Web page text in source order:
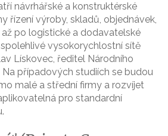
návrhářské a konstruktérské
řízení výroby, skladů, objednávek,
po logistické a dodavatelské
vysokorychlostní sítě
Lískovec, ředitel Národního
Na případových studiích se budou
malé a střední firmy a rozvíjet
pro standardní